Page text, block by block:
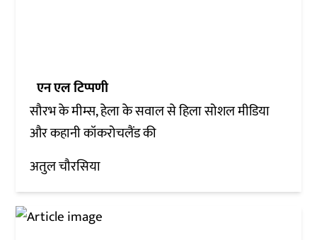
एन एल टिप्पणी
सौरभ के मीम्स, हेला के सवाल से हिला सोशल मीडिया
और कहानी कॉकरोचलैंड की
अतुल चौरसिया